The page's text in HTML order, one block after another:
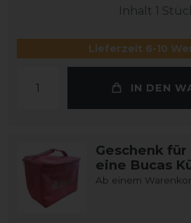
Inhalt 1
Lieferzeit 6-10
IN DEN
Geschenk
eine Bucas
Ab einem